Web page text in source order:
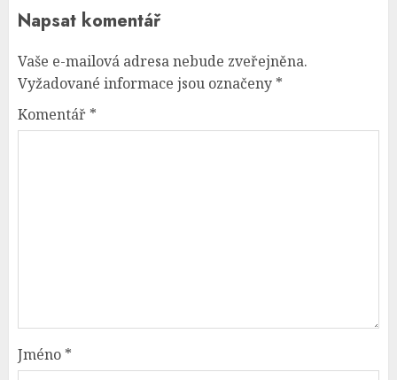
Napsat komentář
Vaše e-mailová adresa nebude zveřejněna.
Vyžadované informace jsou označeny *
Komentář *
Jméno *